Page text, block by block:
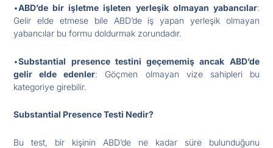
•ABD’de bir işletme işleten yerleşik olmayan yabancılar:
Gelir elde etmese bile ABD’de iş yapan yerleşik olmayan
yabancılar bu formu doldurmak zorundadır.
•Substantial presence testini geçememiş ancak ABD’de
gelir elde edenler: Göçmen olmayan vize sahipleri bu
kategoriye girebilir.
Substantial Presence Testi Nedir?
Bu test, bir kişinin ABD’de ne kadar süre bulunduğunu